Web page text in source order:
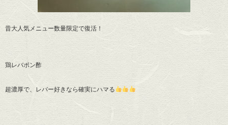
昔大人気メニュー数量限定で復活！
鶏レバポン酢
超濃厚で、レバー好きなら確実にハマる